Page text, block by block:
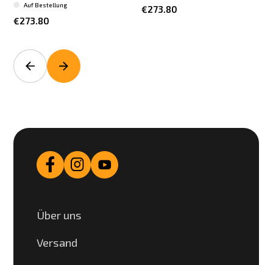
€273.80
Auf Bestellung €273.80
Über uns
Versand